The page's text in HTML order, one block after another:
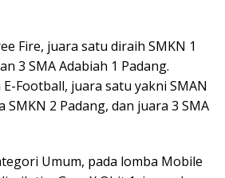
Fire, juara satu diraih SMKN 1
3 SMA Adabiah 1 Padang.
Football, juara satu yakni SMAN
SMKN 2 Padang, dan juara 3 SMA
Umum, pada lomba Mobile